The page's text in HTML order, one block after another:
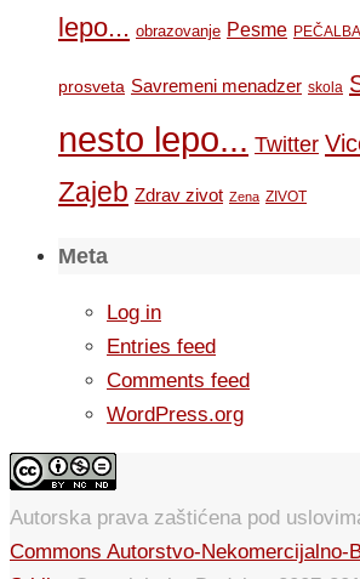
lepo... obrazovanje Pesme
prosveta Savremeni menadzer skola
nesto lepo... Twitter
Zajeb Zdrav zivot Zena ZIVOT
Meta
Log in
Entries feed
Comments feed
WordPress.org
Autorska prava zaštićena pod
Commons Autorstvo-Nekomercijalno-